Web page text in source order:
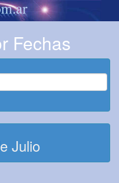
Fechas
Julio